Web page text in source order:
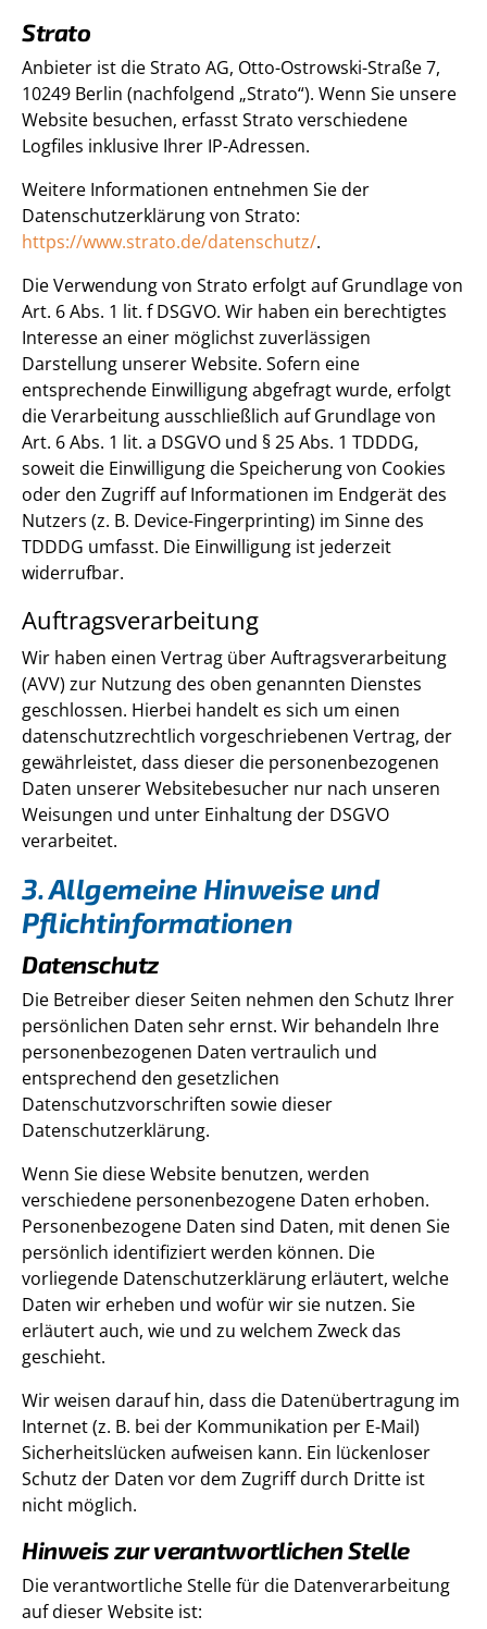
Strato
Anbieter ist die Strato AG, Otto-Ostrowski-Straße 7,
10249 Berlin (nachfolgend „Strato“). Wenn Sie unsere
Website besuchen, erfasst Strato verschiedene
Logfiles inklusive Ihrer IP-Adressen.
Weitere Informationen entnehmen Sie der
Datenschutzerklärung von Strato:
https://www.strato.de/datenschutz/.
Die Verwendung von Strato erfolgt auf Grundlage von
Art. 6 Abs. 1 lit. f DSGVO. Wir haben ein berechtigtes
Interesse an einer möglichst zuverlässigen
Darstellung unserer Website. Sofern eine
entsprechende Einwilligung abgefragt wurde, erfolgt
die Verarbeitung ausschließlich auf Grundlage von
Art. 6 Abs. 1 lit. a DSGVO und § 25 Abs. 1 TDDDG,
soweit die Einwilligung die Speicherung von Cookies
oder den Zugriff auf Informationen im Endgerät des
Nutzers (z. B. Device-Fingerprinting) im Sinne des
TDDDG umfasst. Die Einwilligung ist jederzeit
widerrufbar.
Auftragsverarbeitung
Wir haben einen Vertrag über Auftragsverarbeitung
(AVV) zur Nutzung des oben genannten Dienstes
geschlossen. Hierbei handelt es sich um einen
datenschutzrechtlich vorgeschriebenen Vertrag, der
gewährleistet, dass dieser die personenbezogenen
Daten unserer Websitebesucher nur nach unseren
Weisungen und unter Einhaltung der DSGVO
verarbeitet.
3. Allgemeine Hinweise und
Pflicht­informationen
Datenschutz
Die Betreiber dieser Seiten nehmen den Schutz Ihrer
persönlichen Daten sehr ernst. Wir behandeln Ihre
personenbezogenen Daten vertraulich und
entsprechend den gesetzlichen
Datenschutzvorschriften sowie dieser
Datenschutzerklärung.
Wenn Sie diese Website benutzen, werden
verschiedene personenbezogene Daten erhoben.
Personenbezogene Daten sind Daten, mit denen Sie
persönlich identifiziert werden können. Die
vorliegende Datenschutzerklärung erläutert, welche
Daten wir erheben und wofür wir sie nutzen. Sie
erläutert auch, wie und zu welchem Zweck das
geschieht.
Wir weisen darauf hin, dass die Datenübertragung im
Internet (z. B. bei der Kommunikation per E-Mail)
Sicherheitslücken aufweisen kann. Ein lückenloser
Schutz der Daten vor dem Zugriff durch Dritte ist
nicht möglich.
Hinweis zur verantwortlichen Stelle
Die verantwortliche Stelle für die Datenverarbeitung
auf dieser Website ist: